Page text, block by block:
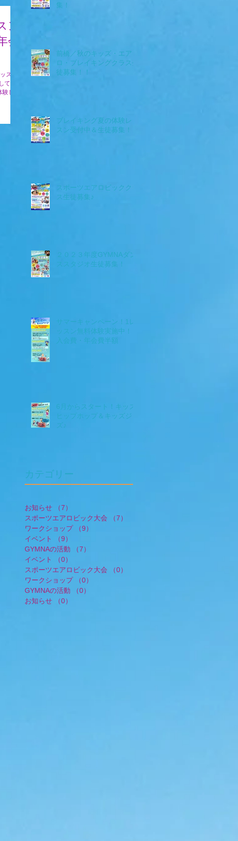
スン
ていま
して
集！
前橋／秋のキッズ・エア
ロ・ブレイキングクラス生
徒募集！！
ブレイキング夏の体験レッ
スン受付中＆生徒募集！！
スポーツエアロビッククラ
ス生徒募集♪
２０２３年度GYMNAダン
ススタジオ生徒募集！
サマーキャンペーン！1レ
ッスン無料体験実施中！＋
入会費・年会費半額
6月からスタート！キッズ
ヒップホップ＆キッズジャ
ズ♪
​カテゴリー
お知らせ （7）
スポーツエアロビック大会
（7）
ワークショップ
（9）
イベント
（9）
GYMNAの活動
（7）
イベント
（0）
スポーツエアロビック大会
（0）
ワークショップ
（0）
GYMNAの活動
（0）
お知らせ
（0）